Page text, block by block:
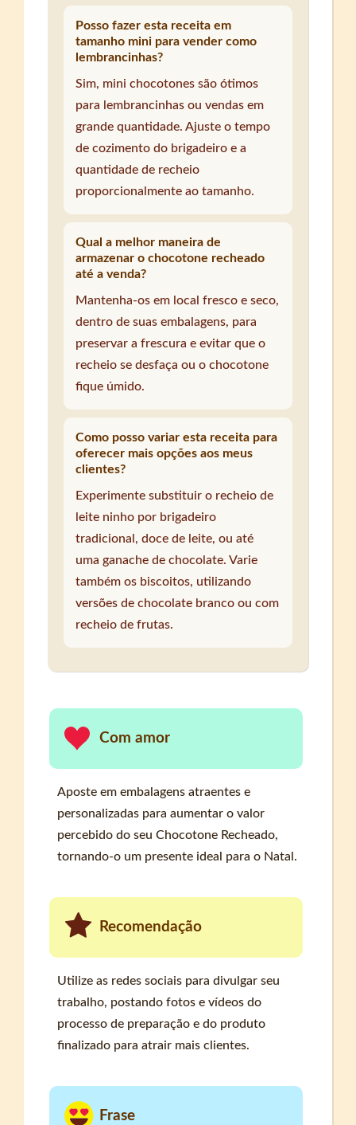
Posso fazer esta receita em
tamanho mini para vender como
lembrancinhas?
Sim, mini chocotones são ótimos
para lembrancinhas ou vendas em
grande quantidade. Ajuste o tempo
de cozimento do brigadeiro e a
quantidade de recheio
proporcionalmente ao tamanho.
Qual a melhor maneira de
armazenar o chocotone recheado
até a venda?
Mantenha-os em local fresco e seco,
dentro de suas embalagens, para
preservar a frescura e evitar que o
recheio se desfaça ou o chocotone
fique úmido.
Como posso variar esta receita para
oferecer mais opções aos meus
clientes?
Experimente substituir o recheio de
leite ninho por brigadeiro
tradicional, doce de leite, ou até
uma ganache de chocolate. Varie
também os biscoitos, utilizando
versões de chocolate branco ou com
recheio de frutas.
Com amor
Aposte em embalagens atraentes e
personalizadas para aumentar o valor
percebido do seu Chocotone Recheado,
tornando-o um presente ideal para o Natal.
Recomendação
Utilize as redes sociais para divulgar seu
trabalho, postando fotos e vídeos do
processo de preparação e do produto
finalizado para atrair mais clientes.
Frase